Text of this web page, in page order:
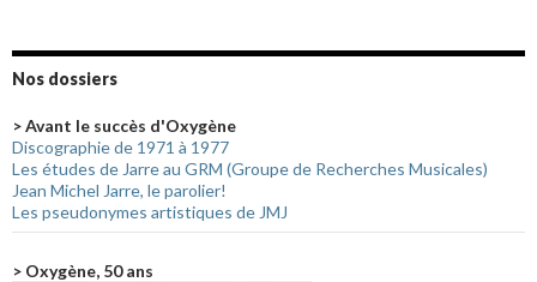
Nos dossiers
> Avant le succès d'Oxygène
Discographie de 1971 à 1977
Les études de Jarre au GRM (Groupe de Recherches Musicales)
Jean Michel Jarre, le parolier!
Les pseudonymes artistiques de JMJ
> Oxygène, 50 ans